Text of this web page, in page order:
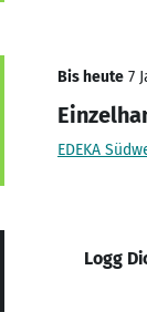
Bis heute 7
EDEKA
Logg